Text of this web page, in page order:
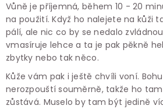
Vůně je příjemná, během 10 - 20
na použití. Když ho nalejete na kůži
pálí, ale nic co by se nedalo
vmasíruje lehce a ta je pak pěkně
zbytky nebo tak něco.
Kůže vám pak i ještě chvíli voní.
nerozpouští souměrně, takže ho
zůstává. Muselo by tam být jedině